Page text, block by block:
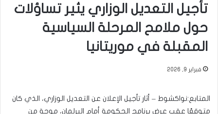
تأجيل التعديل الوزاري يثير تساؤلات
حول ملامح المرحلة السياسية
المقبلة في موريتانيا
فبراير 9, 2026
المتابع:نواكشوط – أثار تأجيل الإعلان عن التعديل الوزاري، الذي كان
متوقعًا عقب عرض برنامج الحكومة أمام البرلمان، موجة من